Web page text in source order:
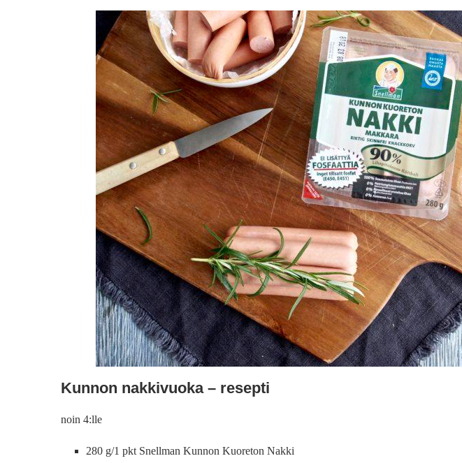
Kunnon nakkivuoka – resepti
noin 4:lle
280 g/1 pkt Snellman Kunnon Kuoreton Nakki